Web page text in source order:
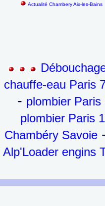
Actualité Chambery Aix-les-Bains
chauffe-eau Paris
- plombier Paris
plombier Paris
Chambéry Savoie
Alp'Loader engins